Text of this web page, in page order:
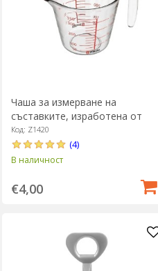
Чаша за измерване на
съставките, изработена от
стъкло, 350мл - Zokura
Код: Z1420
(4)
В наличност
€4,00